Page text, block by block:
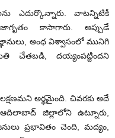
ఎదుర్కొన్నారు. వాటన్నిటికీ
కాసాగారు. అప్పుడే
అంధ విశ్వాసంలో మునిగి
చేతబడి, దయ్యంపట్టిందని
అర్థమైంది. చివరకు అదే
జిల్లాలోని ఉట్నూరు,
ప్రభావితం చెంది, మద్యం,